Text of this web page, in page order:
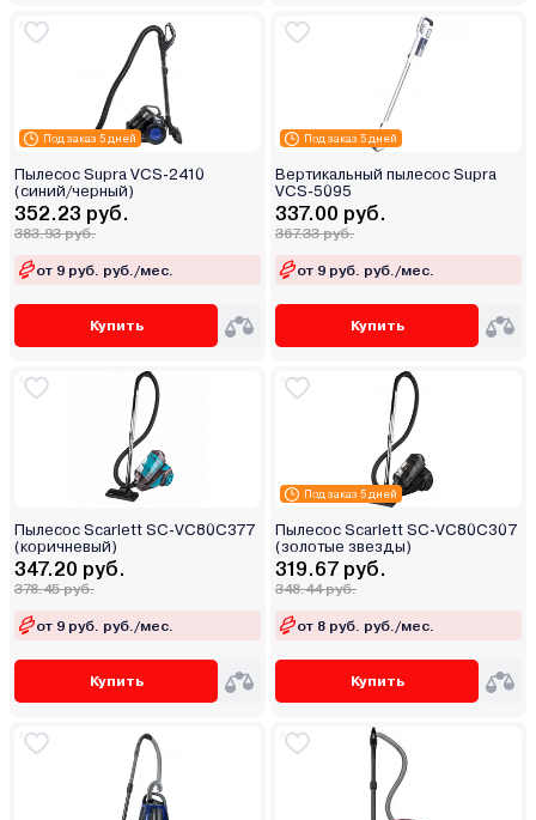
Под заказ 5 дней
Пылесос Supra VCS-2410
(синий/черный)
352.23 руб.
383.93 руб.
от 9 руб. руб./мес.
Купить
Под заказ 5 дней
Вертикальный пылесос Supra
VCS-5095
337.00 руб.
367.33 руб.
от 9 руб. руб./мес.
Купить
Пылесос Scarlett SC-VC80C377
(коричневый)
347.20 руб.
378.45 руб.
от 9 руб. руб./мес.
Купить
Под заказ 5 дней
Пылесос Scarlett SC-VC80C307
(золотые звезды)
319.67 руб.
348.44 руб.
от 8 руб. руб./мес.
Купить